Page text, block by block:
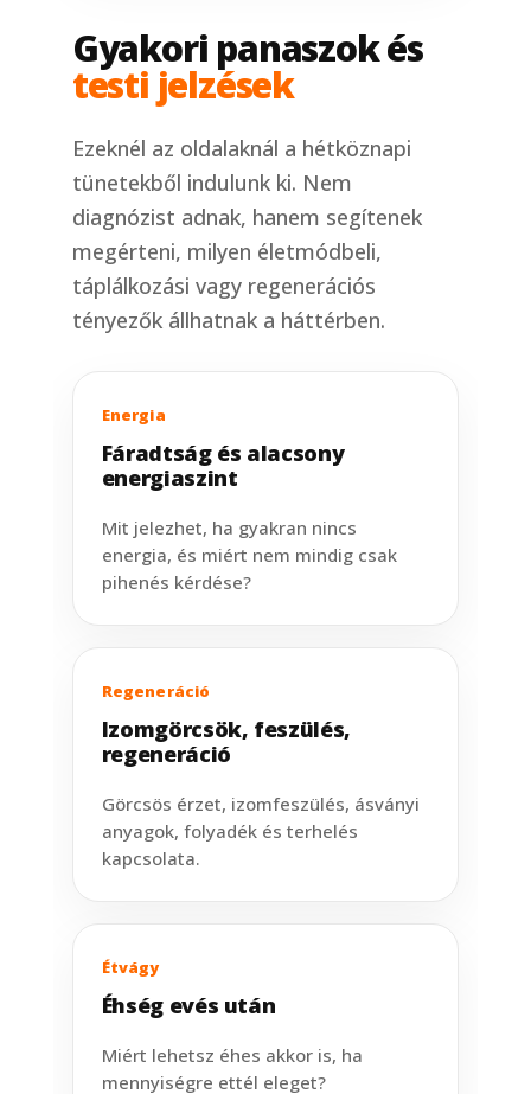
Gyakori panaszok és
testi jelzések
Ezeknél az oldalaknál a hétköznapi
tünetekből indulunk ki. Nem
diagnózist adnak, hanem segítenek
megérteni, milyen életmódbeli,
táplálkozási vagy regenerációs
tényezők állhatnak a háttérben.
Energia
Fáradtság és alacsony
energiaszint
Mit jelezhet, ha gyakran nincs
energia, és miért nem mindig csak
pihenés kérdése?
Regeneráció
Izomgörcsök, feszülés,
regeneráció
Görcsös érzet, izomfeszülés, ásványi
anyagok, folyadék és terhelés
kapcsolata.
Étvágy
Éhség evés után
Miért lehetsz éhes akkor is, ha
mennyiségre ettél eleget?